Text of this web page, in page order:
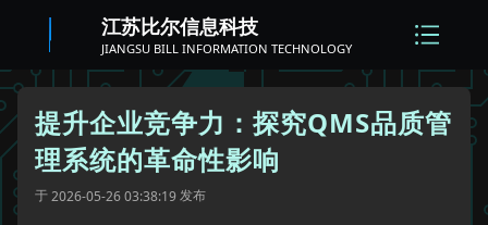
江苏比尔信息科技
JIANGSU BILL INFORMATION TECHNOLOGY
提升企业竞争力：探究QMS品质管
理系统的革命性影响
于2026-05-26 03:38:19发布